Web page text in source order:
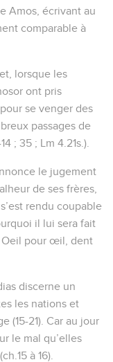
Amos, écrivant au
comparable à
lorsque les
ont pris
se venger des
passages de
; 35 ; Lm 4.21s.).
le jugement
de ses frères,
rendu coupable
il lui sera fait
Oeil pour œil, dent
discerne un
les nations et
(15-21). Car au jour
le mal qu’elles
à 16).